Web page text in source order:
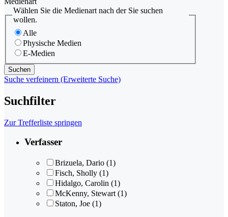
Wählen Sie die Medienart nach der Sie suchen
wollen.
Alle
Physische Medien
E-Medien
Suche verfeinern (Erweiterte Suche)
Suchfilter
Zur Trefferliste springen
Verfasser
Brizuela, Dario (1)
Fisch, Sholly (1)
Hidalgo, Carolin (1)
McKenny, Stewart (1)
Staton, Joe (1)